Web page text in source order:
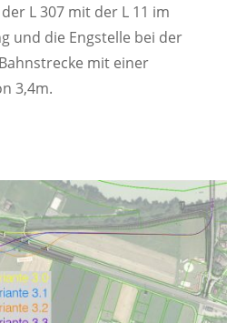
L 307 mit der L 11 im
und die Engstelle bei der
mit einer
3,4m.